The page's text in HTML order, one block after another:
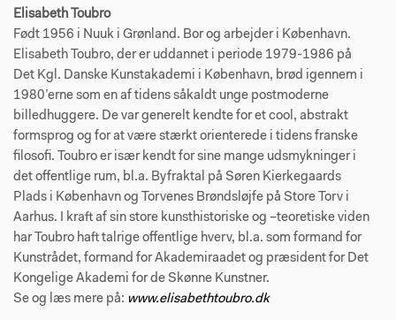
Elisabeth Toubro
Født 1956 i Nuuk i Grønland. Bor og arbejder i København.
Elisabeth Toubro, der er uddannet i periode 1979-1986 på
Det Kgl. Danske Kunstakademi i København, brød igennem i
1980’erne som en af tidens såkaldt unge postmoderne
billedhuggere. De var generelt kendte for et cool, abstrakt
formsprog og for at være stærkt orienterede i tidens franske
filosofi. Toubro er især kendt for sine mange udsmykninger i
det offentlige rum, bl.a. Byfraktal på Søren Kierkegaards
Plads i København og Torvenes Brøndsløjfe på Store Torv i
Aarhus. I kraft af sin store kunsthistoriske og –teoretiske viden
har Toubro haft talrige offentlige hverv, bl.a. som formand for
Kunstrådet, formand for Akademiraadet og præsident for Det
Kongelige Akademi for de Skønne Kunstner.
Se og læs mere på: www.elisabethtoubro.dk